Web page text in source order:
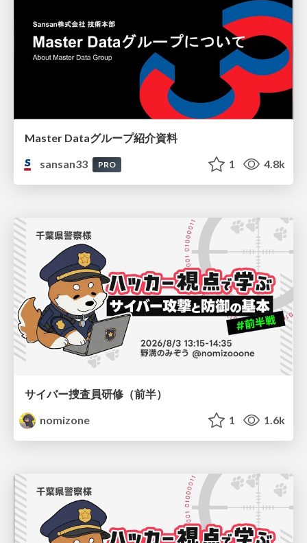
Master Dataグループ紹介資料
sansan33
PRO 1 4.8k
サイバー捜査員研修（前半）
nomizone
1 1.6k